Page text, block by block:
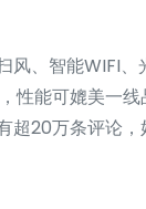
风、智能WIFI、
性能可媲美一线
超20万条评论